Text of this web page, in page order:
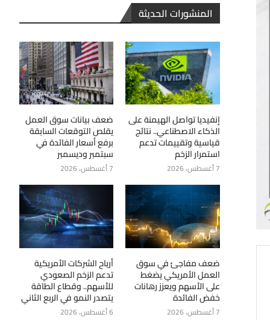
المنشورات الحديثة
إنفيديا تواصل الهيمنة على
الذكاء الاصطناعي.. نتائج
قياسية وتقييمات تدعم
استمرار الزخم
7 أغسطس، 2026
ضعف بيانات سوق العمل
يقلص التوقعات السابقة
برفع أسعار الفائدة في
سبتمبر وديسمبر
7 أغسطس، 2026
ضعف مفاجئ في سوق
العمل الأمريكي يضغط
على الأسهم ويعزز رهانات
خفض الفائدة
7 أغسطس، 2026
أرباح الشركات الأمريكية
تدعم الزخم الصعودي
للأسهم.. وقطاع الطاقة
يتصدر النمو في الربع الثاني
6 أغسطس، 2026